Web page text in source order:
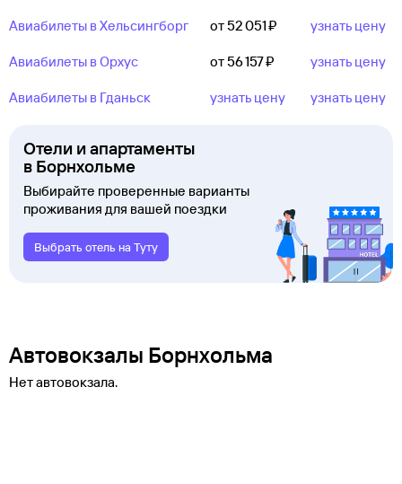
Авиабилеты в Хельсингборг от 52 ⁠051 ⁠₽ узнать цену
Авиабилеты в Орхус от 56 ⁠157 ⁠₽ узнать цену
Авиабилеты в Гданьск узнать цену узнать цену
Отели и апартаменты
в Борнхольме
Выбирайте проверенные варианты
проживания для вашей поездки
Выбрать отель на Туту
Автовокзалы Борнхольма
Нет автовокзала.